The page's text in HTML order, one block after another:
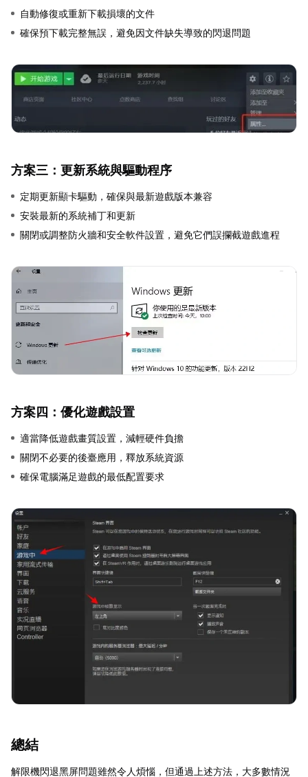
自動修復或重新下載損壞的文件
確保預下載完整無誤，避免因文件缺失導致的閃退問題
方案三：更新系統與驅動程序
定期更新顯卡驅動，確保與最新遊戲版本兼容
安裝最新的系統補丁和更新
關閉或調整防火牆和安全軟件設置，避免它們誤攔截遊戲進程
方案四：優化遊戲設置
適當降低遊戲畫質設置，減輕硬件負擔
關閉不必要的後臺應用，釋放系統資源
確保電腦滿足遊戲的最低配置要求
總結
解限機閃退黑屏問題雖然令人煩惱，但通過上述方法，大多數情況